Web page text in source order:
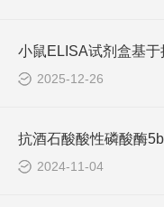
2025-12-26
2024-11-04